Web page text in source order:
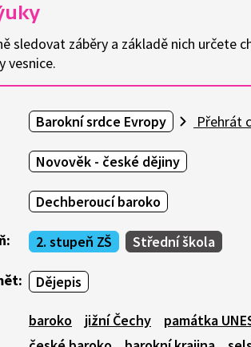
sledovat záběry a základě nich určete
vesnice.
Barokní srdce Evropy Přehrát
Novověk - české dějiny
Dechberoucí baroko
2. stupeň ZŠ Střední škola
Dějepis
baroko jižní Čechy památka